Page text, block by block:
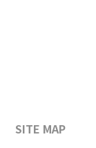
SITE MAP